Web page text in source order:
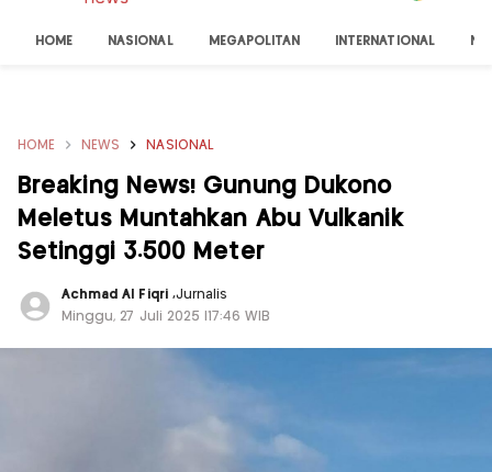
HOME NASIONAL MEGAPOLITAN INTERNATIONAL
HOME NEWS NASIONAL
Breaking News! Gunung Dukono
Meletus Muntahkan Abu Vulkanik
Setinggi 3.500 Meter
Achmad Al Fiqri ,Jurnalis
Minggu, 27 Juli 2025 |17:46 WIB